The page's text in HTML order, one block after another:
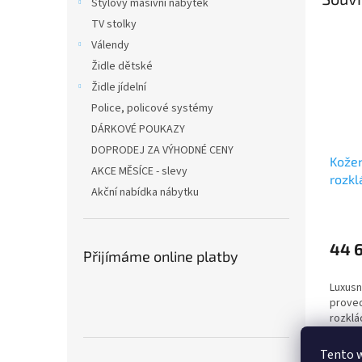
Tento
Stylový masivní nábytek
TV stolky
Válendy
Židle dětské
Židle jídelní
Police, policové systémy
DÁRKOVÉ POUKAZY
DOPRODEJ ZA VÝHODNÉ CENY
AKCE MĚSÍCE - slevy
Akční nabídka nábytku
Přijímáme online platby 44
kůže